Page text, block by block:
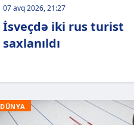
07 avq 2026, 21:27
İsveçdə iki rus turist
saxlanıldı
DÜNYA